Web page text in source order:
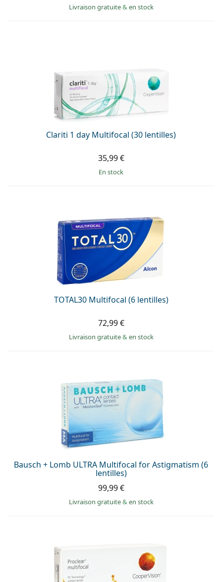
Livraison gratuite& en stock
Clariti 1 day Multifocal (30 lentilles)
35,99 €
en stock
TOTAL30 Multifocal (6 lentilles)
72,99 €
Livraison gratuite& en stock
Bausch + Lomb ULTRA Multifocal for Astigmatism (6
lentilles)
99,99 €
Livraison gratuite& en stock